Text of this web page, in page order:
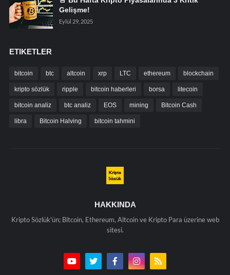
Gelişme!
Eylül 29, 2025
ETIKETLER
bitcoin btc altcoin xrp LTC ethereum blockchain
kripto sözlük ripple bitcoin haberleri borsa litecoin
bitcoin analiz btc analiz EOS mining Bitcoin Cash
libra Bitcoin Halving bitcoin tahmini
HAKKINDA
Kripto Sözlük'ün; Bitcoin, Ethereum, Altcoin ve Kripto Para üzerine web
sitesi.